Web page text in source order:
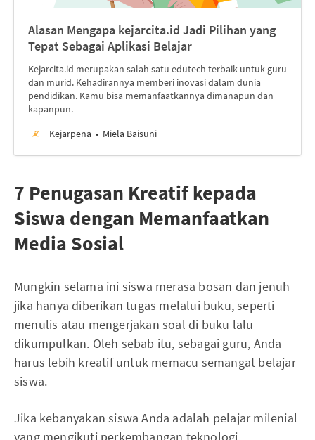
Alasan Mengapa kejarcita.id Jadi Pilihan yang
Tepat Sebagai Aplikasi Belajar
Kejarcita.id merupakan salah satu edutech terbaik untuk guru
dan murid. Kehadirannya memberi inovasi dalam dunia
pendidikan. Kamu bisa memanfaatkannya dimanapun dan
kapanpun.
Kejarpena
Miela Baisuni
7 Penugasan Kreatif kepada
Siswa dengan Memanfaatkan
Media Sosial
Mungkin selama ini siswa merasa bosan dan jenuh
jika hanya diberikan tugas melalui buku, seperti
menulis atau mengerjakan soal di buku lalu
dikumpulkan. Oleh sebab itu, sebagai guru, Anda
harus lebih kreatif untuk memacu semangat belajar
siswa.
Jika kebanyakan siswa Anda adalah pelajar milenial